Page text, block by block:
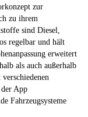
zur
zu ihrem
sind Diesel,
regelbar und hält
erweitert
als auch außerhalb
App
Fahrzeugsysteme